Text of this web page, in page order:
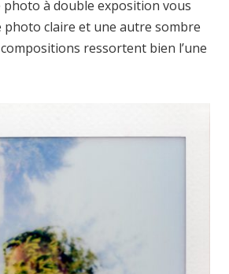
à double exposition vous
claire et une autre sombre
ressortent bien l’une